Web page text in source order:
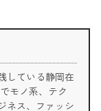
している静岡在
モノ系、テク
ネス、ファッシ